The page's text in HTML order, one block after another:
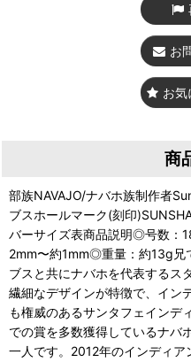
お
お気
商
部族NAVAJO/ナバホ族制作者
ブスホールマーク(刻印
バーサイズ表商品説明◎号数
2mm〜約1mm◎重量：約13g兄
ブスと共にナバホを代表するス
繊細なデザインが特徴で、イン
も権威のあるサンタフェインデ
での賞を多数獲得しているナバ
一人です。2012年のインディ